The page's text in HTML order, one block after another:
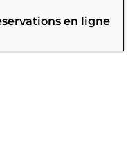
en ligne